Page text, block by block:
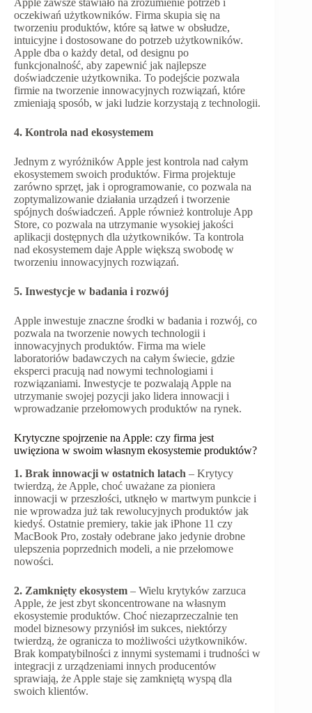
Apple zawsze stawiało na zrozumienie potrzeb i
oczekiwań użytkowników. Firma skupia się na
tworzeniu produktów, które są łatwe w obsłudze,
intuicyjne i dostosowane do potrzeb użytkowników.
Apple dba o każdy detal, od designu po
funkcjonalność, aby zapewnić jak najlepsze
doświadczenie użytkownika. To podejście pozwala
firmie na tworzenie innowacyjnych rozwiązań, które
zmieniają sposób, w jaki ludzie korzystają z technologii.
4. Kontrola nad ekosystemem
Jednym z wyróżników Apple jest kontrola nad całym
ekosystemem swoich produktów. Firma projektuje
zarówno sprzęt, jak i oprogramowanie, co pozwala na
zoptymalizowanie działania urządzeń i tworzenie
spójnych doświadczeń. Apple również kontroluje App
Store, co pozwala na utrzymanie wysokiej jakości
aplikacji dostępnych dla użytkowników. Ta kontrola
nad ekosystemem daje Apple większą swobodę w
tworzeniu innowacyjnych rozwiązań.
5. Inwestycje w badania i rozwój
Apple inwestuje znaczne środki w badania i rozwój, co
pozwala na tworzenie nowych technologii i
innowacyjnych produktów. Firma ma wiele
laboratoriów badawczych na całym świecie, gdzie
eksperci pracują nad nowymi technologiami i
rozwiązaniami. Inwestycje te pozwalają Apple na
utrzymanie swojej pozycji jako lidera innowacji i
wprowadzanie przełomowych produktów na rynek.
Krytyczne spojrzenie na Apple: czy firma jest
uwięziona w swoim własnym ekosystemie produktów?
1. Brak innowacji w ostatnich latach – Krytycy
twierdzą, że Apple, choć uważane za pioniera
innowacji w przeszłości, utknęło w martwym punkcie i
nie wprowadza już tak rewolucyjnych produktów jak
kiedyś. Ostatnie premiery, takie jak iPhone 11 czy
MacBook Pro, zostały odebrane jako jedynie drobne
ulepszenia poprzednich modeli, a nie przełomowe
nowości.
2. Zamknięty ekosystem – Wielu krytyków zarzuca
Apple, że jest zbyt skoncentrowane na własnym
ekosystemie produktów. Choć niezaprzeczalnie ten
model biznesowy przyniósł im sukces, niektórzy
twierdzą, że ogranicza to możliwości użytkowników.
Brak kompatybilności z innymi systemami i trudności w
integracji z urządzeniami innych producentów
sprawiają, że Apple staje się zamkniętą wyspą dla
swoich klientów.